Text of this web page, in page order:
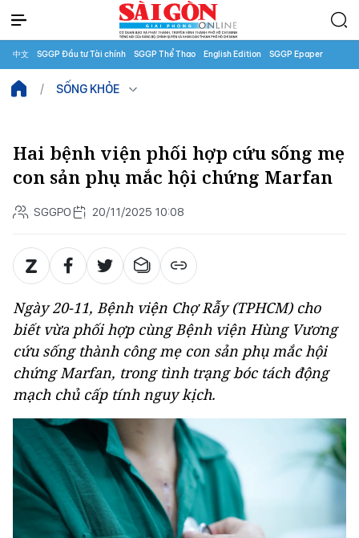
中文 SGGP Đầu tư Tài chính SGGP Thể Thao English Edition SGGP Epaper
SỐNG KHỎE
Hai bệnh viện phối hợp cứu sống mẹ
con sản phụ mắc hội chứng Marfan
SGGPO 20/11/2025 10:08
Ngày 20-11, Bệnh viện Chợ Rẫy (TPHCM) cho
biết vừa phối hợp cùng Bệnh viện Hùng Vương
cứu sống thành công mẹ con sản phụ mắc hội
chứng Marfan, trong tình trạng bóc tách động
mạch chủ cấp tính nguy kịch.